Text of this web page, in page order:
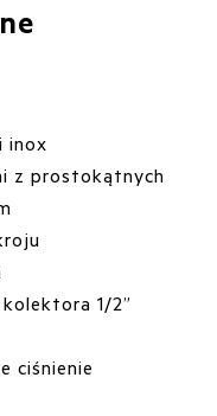
inox
z prostokątnych
1/2”
ciśnienie